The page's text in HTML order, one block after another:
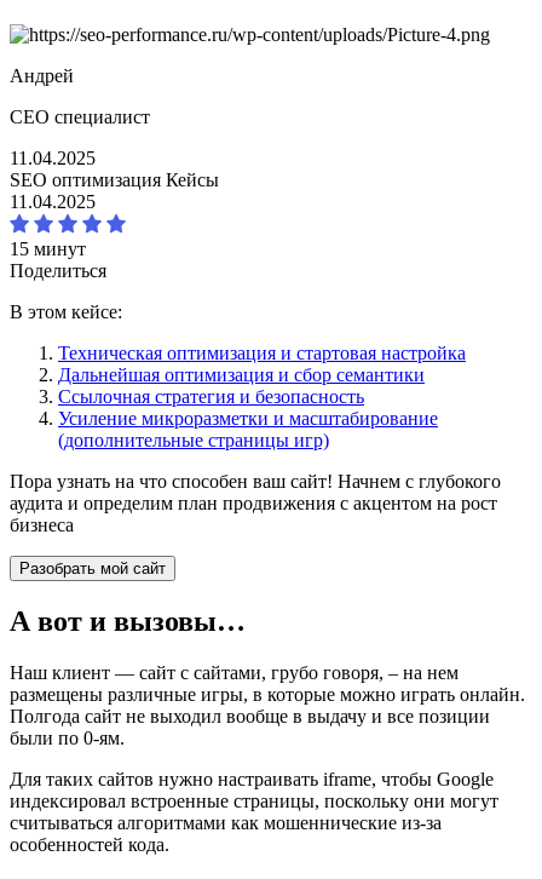
Андрей
СЕО специалист
11.04.2025
SEO оптимизация Кейсы
11.04.2025
15 минут
Поделиться
В этом кейсе:
Техническая оптимизация и стартовая настройка
Дальнейшая оптимизация и сбор семантики
Ссылочная стратегия и безопасность
Усиление микроразметки и масштабирование
(дополнительные страницы игр)
Пора узнать на что способен ваш сайт! Начнем с глубокого
аудита и определим план продвижения с акцентом на рост
бизнеса
Разобрать мой сайт
А вот и вызовы…
Наш клиент — сайт с сайтами, грубо говоря, – на нем
размещены различные игры, в которые можно играть онлайн.
Полгода сайт не выходил вообще в выдачу и все позиции
были по 0-ям.
Для таких сайтов нужно настраивать iframe, чтобы Google
индексировал встроенные страницы, поскольку они могут
считываться алгоритмами как мошеннические из-за
особенностей кода.